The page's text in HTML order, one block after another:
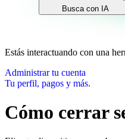
Busca con IA
Estás interactuando con una
Administrar tu cuenta
Tu perfil, pagos y más.
Cómo cerrar